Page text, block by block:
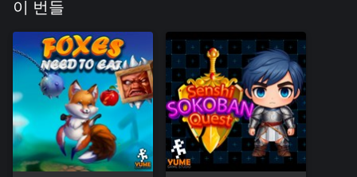
이 번들